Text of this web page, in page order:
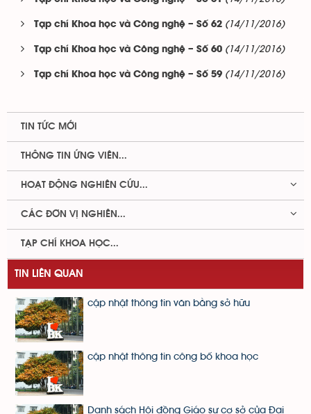
Tạp chí Khoa học và Công nghệ – Số 62 (14/11/2016)
Tạp chí Khoa học và Công nghệ – Số 60 (14/11/2016)
Tạp chí Khoa học và Công nghệ – Số 59 (14/11/2016)
TIN TỨC MỚI
THÔNG TIN ỨNG VIÊN...
HOẠT ĐỘNG NGHIÊN CỨU...
CÁC ĐƠN VỊ NGHIÊN...
TẠP CHÍ KHOA HỌC...
TIN LIÊN QUAN
cập nhật thông tin văn bằng sở hữu
cập nhật thông tin công bố khoa học
Danh sách Hội đồng Giáo sư cơ sở của Đại